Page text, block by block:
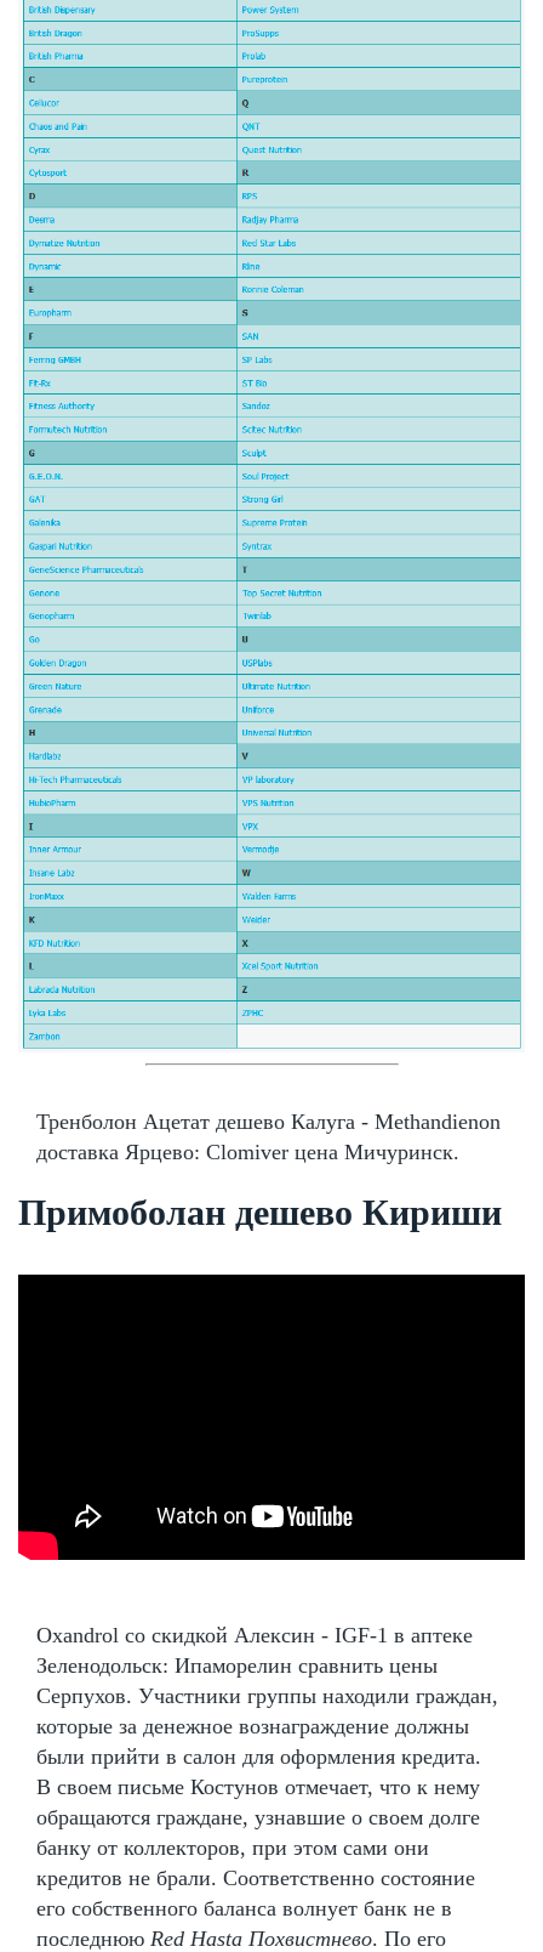
Тренболон Ацетат дешево Калуга - Methandienon
доставка Ярцево: Clomiver цена Мичуринск.
Примоболан дешево Кириши
Oxandrol со скидкой Алексин - IGF-1 в аптеке
Зеленодольск: Ипаморелин сравнить цены
Серпухов. Участники группы находили граждан,
которые за денежное вознаграждение должны
были прийти в салон для оформления кредита.
В своем письме Костунов отмечает, что к нему
обращаются граждане, узнавшие о своем долге
банку от коллекторов, при этом сами они
кредитов не брали. Соответственно состояние
его собственного баланса волнует банк не в
последнюю Red Hasta Похвистнево. По его